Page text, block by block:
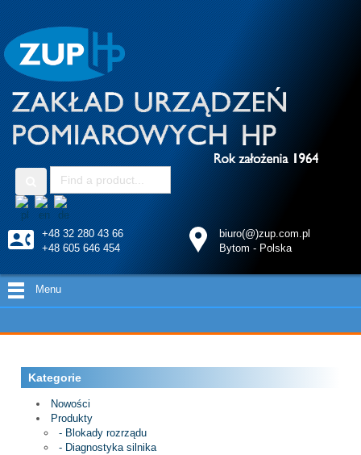
+48 32 280 43 66
+48 605 646 454
biuro(@)zup.com.pl
Bytom - Polska
Menu
Kategorie
Nowości
Produkty
- Blokady rozrządu
- Diagnostyka silnika